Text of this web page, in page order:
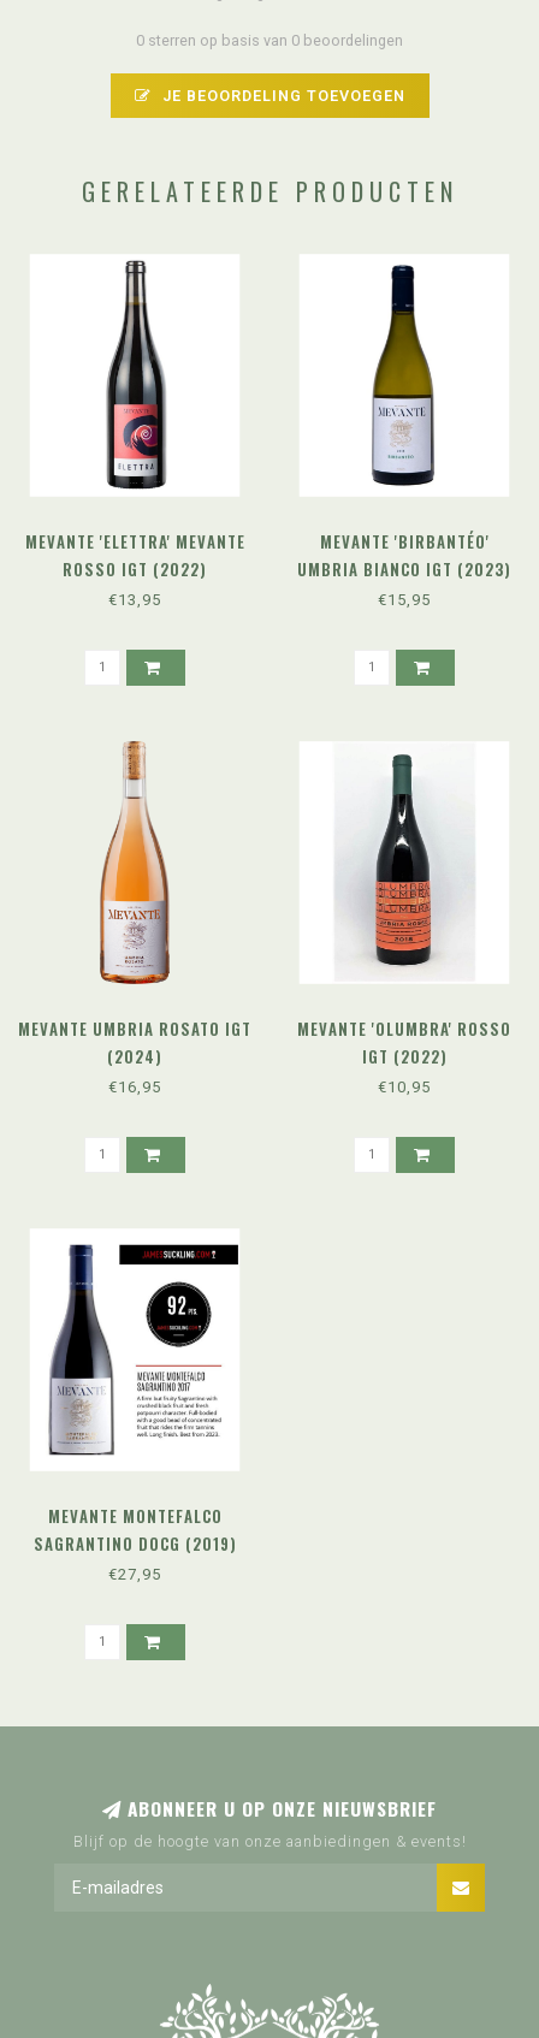
0 sterren op basis van 0 beoordelingen
JE BEOORDELING TOEVOEGEN
GERELATEERDE PRODUCTEN
MEVANTE 'ELETTRA' MEVANTE
ROSSO IGT (2022)
€13,95
MEVANTE 'BIRBANTÉO'
UMBRIA BIANCO IGT (2023)
€15,95
MEVANTE UMBRIA ROSATO IGT
(2024)
€16,95
MEVANTE 'OLUMBRA' ROSSO
IGT (2022)
€10,95
MEVANTE MONTEFALCO
SAGRANTINO DOCG (2019)
€27,95
ABONNEER U OP ONZE NIEUWSBRIEF
Blijf op de hoogte van onze aanbiedingen & events!